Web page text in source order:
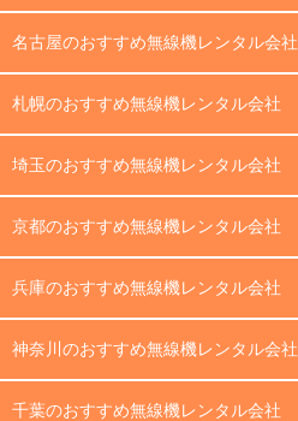
名古屋のおすすめ無線機レンタル会社
札幌のおすすめ無線機レンタル会社
埼玉のおすすめ無線機レンタル会社
京都のおすすめ無線機レンタル会社
兵庫のおすすめ無線機レンタル会社
神奈川のおすすめ無線機レンタル会社
千葉のおすすめ無線機レンタル会社